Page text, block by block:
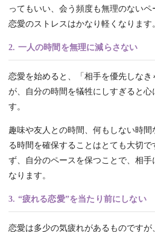
ってもいい、会う頻度も無理のないペ
恋愛のストレスはかなり軽くなります
2. 一人の時間を無理に減らさない
恋愛を始めると、「相手を優先しな
が、自分の時間を犠牲にしすぎると心
す。
趣味や友人との時間、何もしない時
る時間を確保することはとても大切
ず、自分のペースを保つことで、相手
なります。
3. “疲れる恋愛”を当たり前にしない
恋愛は多少の気疲れがあるものです